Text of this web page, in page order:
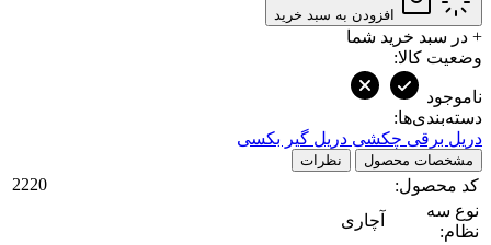
افزودن به سبد خرید
+ در سبد خرید شما
وضعیت کالا:
ناموجود
دسته‌بندی‌ها:
دریل برقی چکشی دریل گیر بکسی
مشخصات محصول نظرات
کد محصول:
2220
نوع سه
نظام:
آچاری